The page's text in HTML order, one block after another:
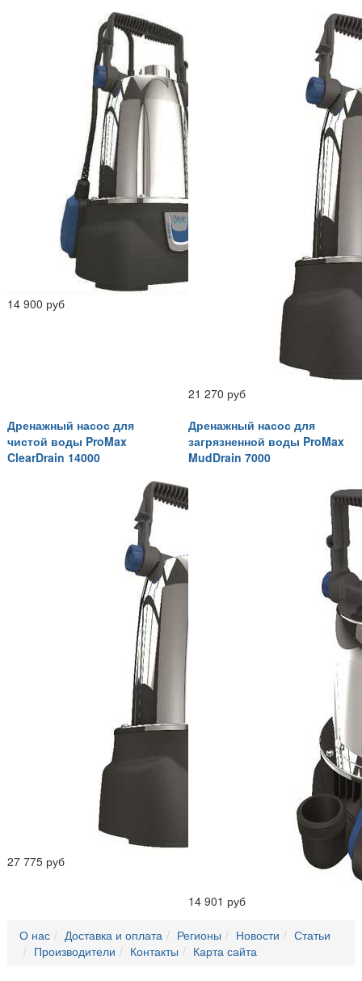
14 900 руб
21 270 руб
Дренажный насос для
чистой воды ProMax
ClearDrain 14000
27 775 руб
Дренажный насос для
загрязненной воды ProMax
MudDrain 7000
14 901 руб
О нас Доставка и оплата Регионы Новости
Статьи
Производители
Контакты Карта сайта